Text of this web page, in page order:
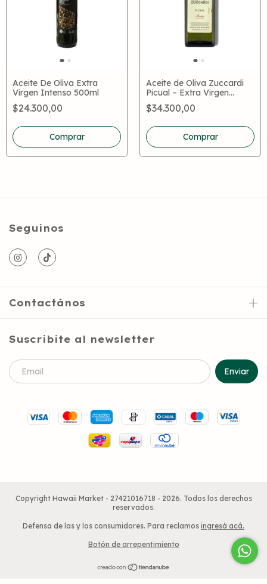
Aceite De Oliva Extra
Virgen Intenso 500ml
$24.300,00
Aceite de Oliva Zuccardi
Picual – Extra Virgen
Varietal Premium Mendoza
$34.300,00
Comprar
Seguinos
Contactános
Suscribite al newsletter
Copyright Hawaii Market - 27421016718 - 2026. Todos los derechos
reservados.
Defensa de las y los consumidores. Para reclamos ingresá acá.
Botón de arrepentimiento